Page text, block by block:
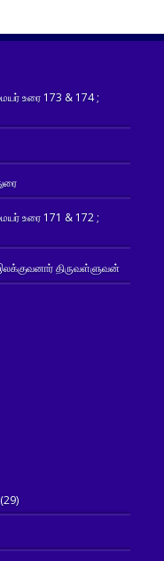
உரை 173 & 174 ;
உரை 171 & 172 ;
திருவள்ளுவன்
(29)